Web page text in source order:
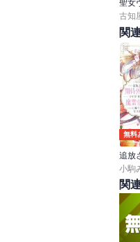
古知
関
無料
小駒
関